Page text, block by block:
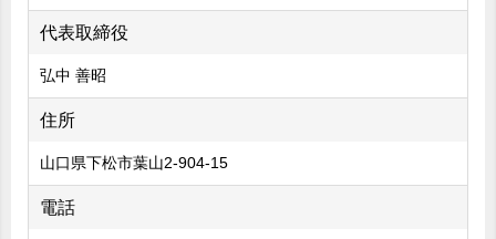
代表取締役
弘中 善昭
住所
山口県下松市葉山2-904-15
電話